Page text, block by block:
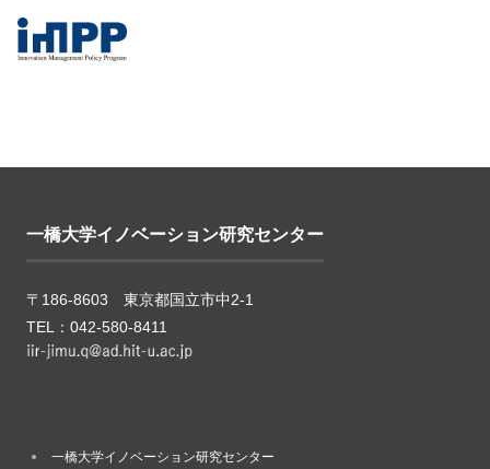
一橋大学イノベーション研究センター
〒186-8603 東京都国立市中2-1
TEL：042-580-8411
一橋大学イノベーション研究センター